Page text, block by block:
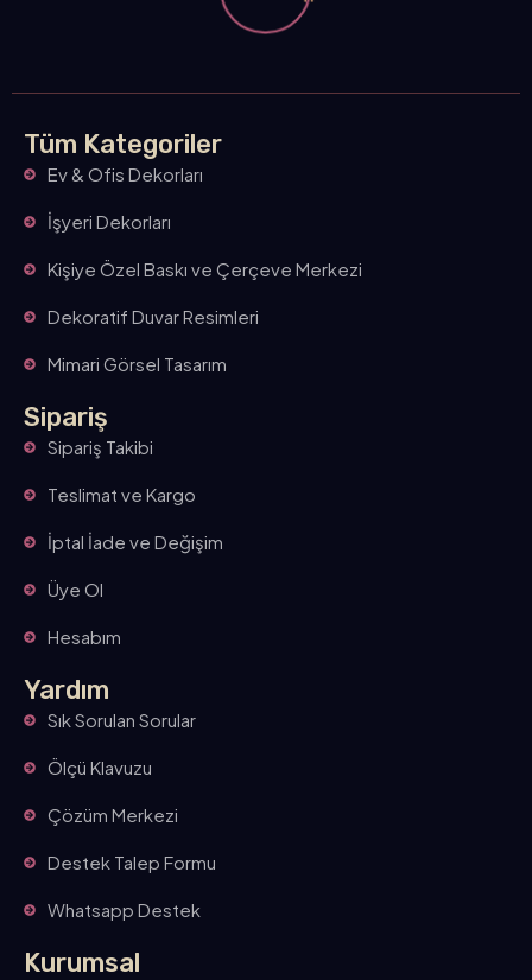
Tüm Kategoriler
Ev & Ofis Dekorları
İşyeri Dekorları
Kişiye Özel Baskı ve Çerçeve Merkezi
Dekoratif Duvar Resimleri
Mimari Görsel Tasarım
Sipariş
Sipariş Takibi
Teslimat ve Kargo
İptal İade ve Değişim
Üye Ol
Hesabım
Yardım
Sık Sorulan Sorular
Ölçü Klavuzu
Çözüm Merkezi
Destek Talep Formu
Whatsapp Destek
Kurumsal